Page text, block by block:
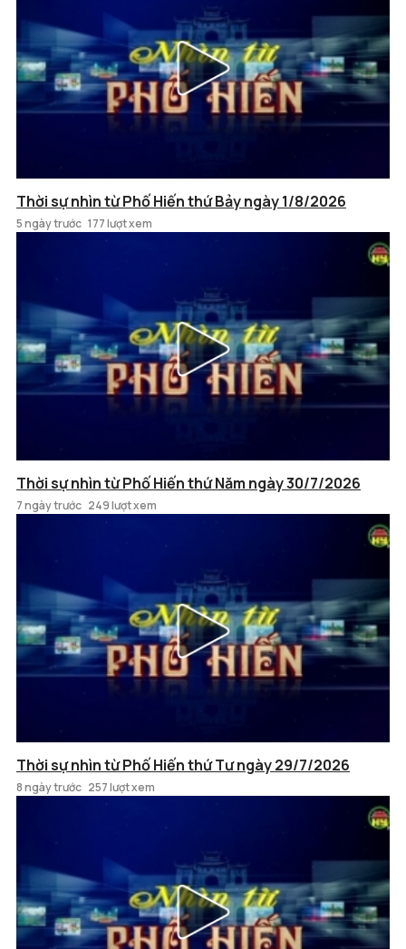
Thời sự nhìn từ Phố Hiến thứ Bảy ngày 1/8/2026
5 ngày trước 177 lượt xem
Thời sự nhìn từ Phố Hiến thứ Năm ngày 30/7/2026
7 ngày trước 249 lượt xem
Thời sự nhìn từ Phố Hiến thứ Tư ngày 29/7/2026
8 ngày trước 257 lượt xem